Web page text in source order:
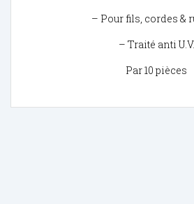
– Pour fils, cordes &
– Traité anti U.V.
Par 10 pièces